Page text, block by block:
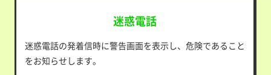
迷惑電話
迷惑電話の発着信時に警告画面を表示し、危険であること
をお知らせします。